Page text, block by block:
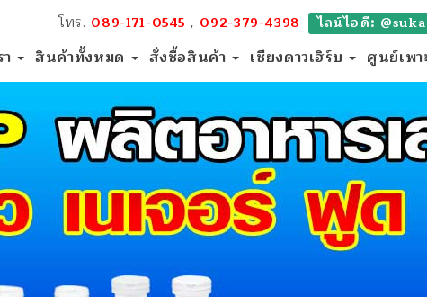
โทร. 089-171-0545 , 092-379-4398 ไลน์ไอดี:
สินค้าทั้งหมด สั่งซื้อสินค้า เชียงดาวเฮิร์บ ศูนย์เพ